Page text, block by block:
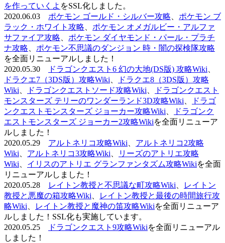
を作っていくよ をSSL化しました。
2020.06.03 ポケモン ゴールド・シルバー攻略
ポケモン ブ
ラック・ホワイト攻略
ポケモン オメガルビー・アルファ
サファイア攻略
ポケモン ダイヤモンド・パール・プラチ
ナ攻略
ポケモン不思議のダンジョン 時・闇の探検隊攻略
を全面リニューアルしました！
2020.05.30
ドラゴンクエスト6 幻の大地(DS版) 攻略Wiki
ドラクエ7（3DS版）攻略Wiki
ドラクエ8（3DS版）攻略
Wiki
ドラゴンクエストソード攻略Wiki
ドラゴンクエスト
モンスターズ テリーのワンダーランド3D攻略Wiki
ドラゴ
ンクエストモンスターズ ジョーカー攻略Wiki
ドラゴンク
エストモンスターズ ジョーカー2攻略Wikiを全面リニューア
ルしました！
2020.05.29 アルトネリコ攻略Wiki
アルトネリコ2攻略
Wiki
アルトネリコ3攻略Wiki
リーズのアトリエ攻略
Wiki
イリスのアトリエ グランファンタズム攻略Wikiを全面
リニューアルしました！
2020.05.28
レイトン教授と不思議な町攻略Wiki
レイトン
教授と悪魔の箱攻略Wiki
レイトン教授と最後の時間旅行攻
略Wiki
レイトン教授と魔神の笛攻略Wikiを全面リニューア
ルしました！SSL化も実施しています。
2020.05.25
ドラゴンクエスト9攻略Wikiを全面リニューアル
しました！